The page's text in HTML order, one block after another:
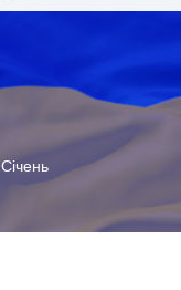
Січень